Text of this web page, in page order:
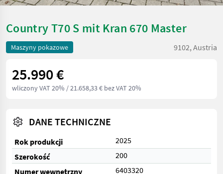
Country T70 S mit Kran 670 Master
Maszyny pokazowe 9102, Austria
25.990 €
wliczony VAT 20% / 21.658,33 € bez VAT 20%
DANE TECHNICZNE
Rok produkcji
2025
Szerokość
200
Numer wewnętrzny
6403320